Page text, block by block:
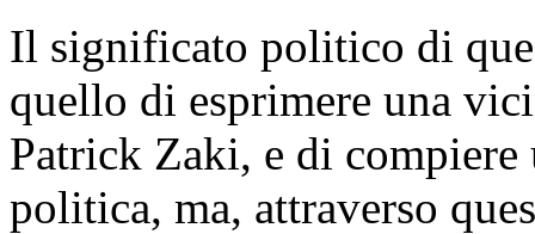
Il significato politico di
quello di esprimere una
Patrick Zaki, e di
politica, ma, attraverso